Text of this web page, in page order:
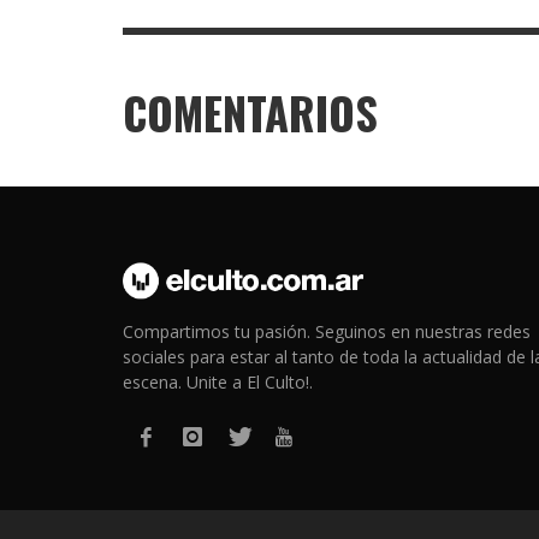
COMENTARIOS
Compartimos tu pasión. Seguinos en nuestras redes
sociales para estar al tanto de toda la actualidad de
escena. Unite a El Culto!.